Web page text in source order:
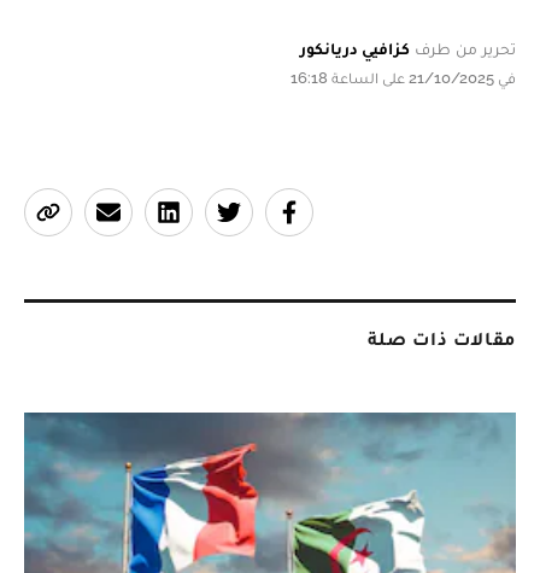
تحرير من طرف كزافيي دريانكور
في 21/10/2025 على الساعة 16:18
مقالات ذات صلة